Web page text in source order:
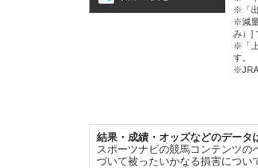
※「
※減
み）]
※「
す。
※JRA
結果・成績・オッズなどのデータ
スポーツナビの競馬コンテンツ
づいて被ったいかなる損害につい